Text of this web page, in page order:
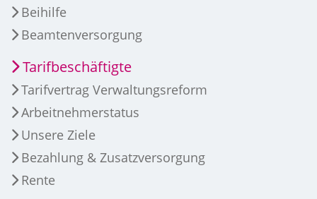
Beihilfe
Beamtenversorgung
Tarifbeschäftigte
Tarifvertrag Verwaltungsreform
Arbeitnehmerstatus
Unsere Ziele
Bezahlung & Zusatzversorgung
Rente